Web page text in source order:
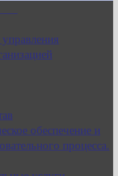
обеспечение и
процесса.